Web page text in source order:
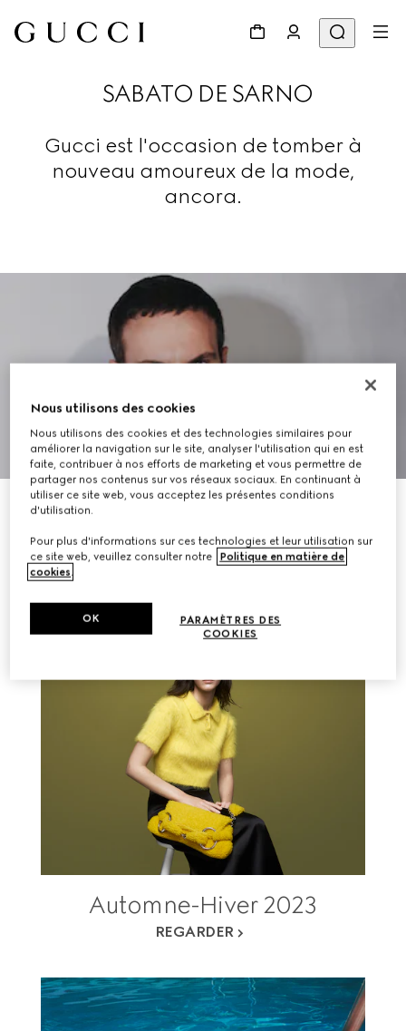
SABATO DE SARNO
Gucci est l'occasion de tomber à
nouveau amoureux de la mode,
ancora.
AUTRES HISTOIRES
Automne-Hiver 2023
REGARDER
Nous utilisons des cookies
Nous utilisons des cookies et des technologies similaires pour
améliorer la navigation sur le site, analyser l'utilisation qui en est
faite, contribuer à nos efforts de marketing et vous permettre de
partager nos contenus sur vos réseaux sociaux. En continuant à
utiliser ce site web, vous acceptez les présentes conditions
d'utilisation.
Pour plus d'informations sur ces technologies et leur utilisation sur
ce site web, veuillez consulter notre
Politique en matière de
cookies.
PARAMÈTRES DES
COOKIES
OK